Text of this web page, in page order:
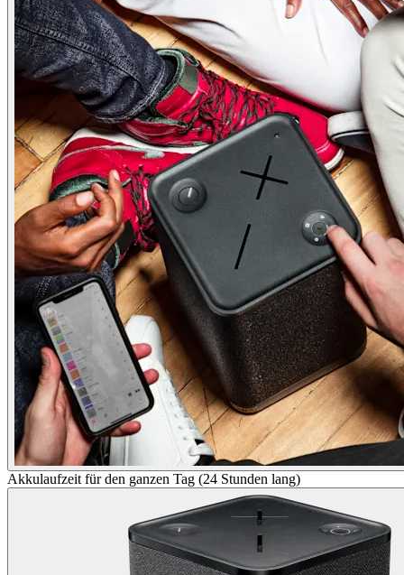
Akkulaufzeit für den ganzen Tag (24 Stunden lang)